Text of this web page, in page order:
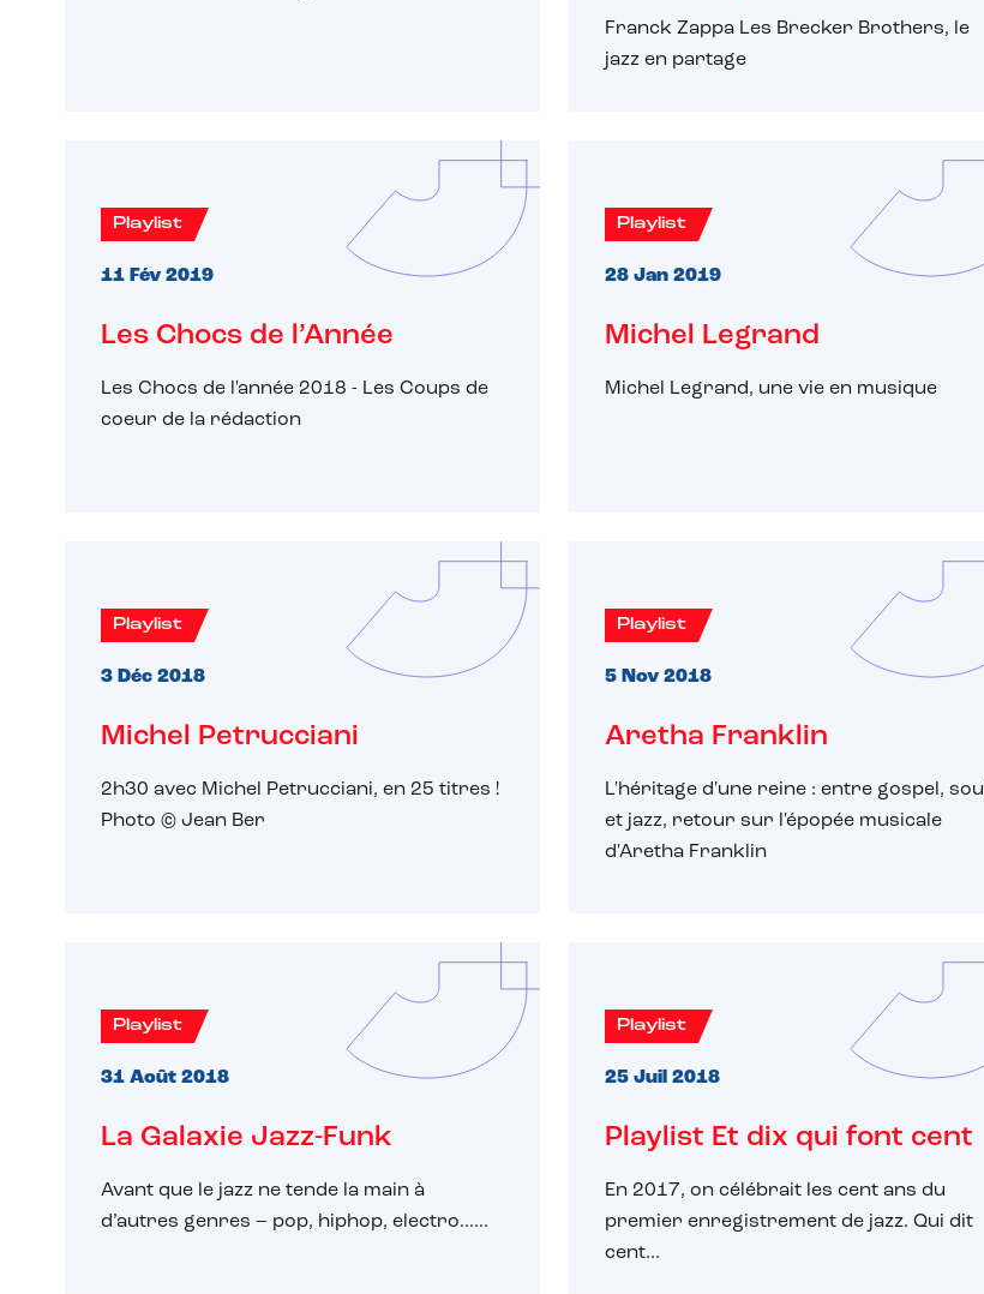
Franck Zappa Les Brecker Brothers, le
jazz en partage
Playlist
11 Fév 2019
Les Chocs de l’Année
Les Chocs de l'année 2018 - Les Coups de
coeur de la rédaction
Playlist
28 Jan 2019
Michel Legrand
Michel Legrand, une vie en musique
Playlist
3 Déc 2018
Michel Petrucciani
2h30 avec Michel Petrucciani, en 25 titres !
Photo © Jean Ber
Playlist
5 Nov 2018
Aretha Franklin
L'héritage d'une reine : entre gospel, soul
et jazz, retour sur l'épopée musicale
d'Aretha Franklin
Playlist
31 Août 2018
La Galaxie Jazz-Funk
Avant que le jazz ne tende la main à
d’autres genres – pop, hiphop, electro......
Playlist
25 Juil 2018
Playlist Et dix qui font cent
En 2017, on célébrait les cent ans du
premier enregistrement de jazz. Qui dit
cent...